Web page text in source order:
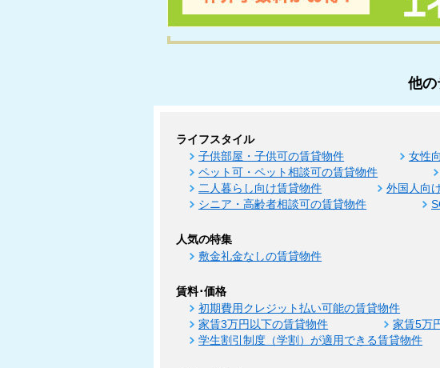
他の
ライフスタイル
子供部屋・子供可の賃貸物件 女性
ペット可・ペット相談可の賃貸物件
二人暮らし向け賃貸物件
外国人向
シニア・高齢者相談可の賃貸物件
人気の特集
敷金礼金なしの賃貸物件
賃料･価格
初期費用クレジット払い可能の賃貸物件
家賃3万円以下の賃貸物件
家賃5万
学生割引制度（学割）が適用できる賃貸物件